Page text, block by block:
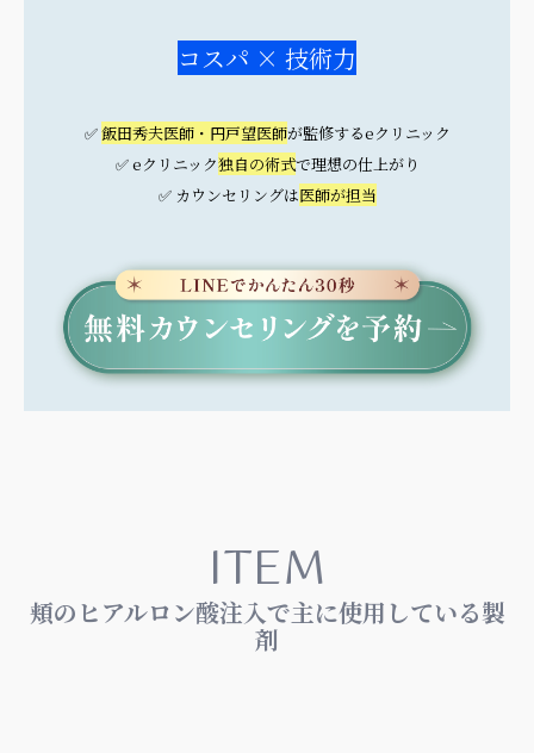
コスパ × 技術力
✅飯田秀夫医師・円戸望医師が監修するeクリニック
✅ eクリニック独自の術式で理想の仕上がり
✅ カウンセリングは医師が担当
ITEM
頬のヒアルロン酸注入で主に使用している製
剤